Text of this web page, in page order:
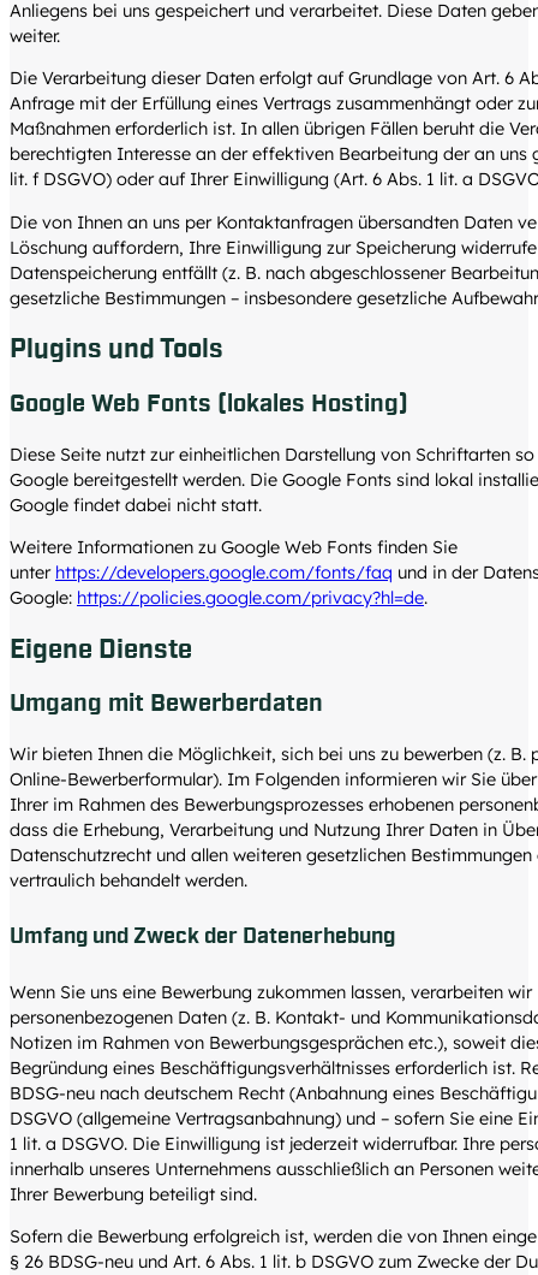
Anliegens bei uns gespeichert und verarbeitet. Diese Daten
weiter.
Die Verarbeitung dieser Daten erfolgt auf Grundlage von Art. 6
Anfrage mit der Erfüllung eines Vertrags zusammenhängt oder
Maßnahmen erforderlich ist. In allen übrigen Fällen beruht die
berechtigten Interesse an der effektiven Bearbeitung der an uns
lit. f DSGVO) oder auf Ihrer Einwilligung (Art. 6 Abs. 1 lit. a
Die von Ihnen an uns per Kontaktanfragen übersandten Daten
Löschung auffordern, Ihre Einwilligung zur Speicherung
Datenspeicherung entfällt (z. B. nach abgeschlossener
gesetzliche Bestimmungen – insbesondere gesetzliche
Plugins und Tools
Google Web Fonts (lokales Hosting)
Diese Seite nutzt zur einheitlichen Darstellung von Schriftarten
Google bereitgestellt werden. Die Google Fonts sind lokal
Google findet dabei nicht statt.
Weitere Informationen zu Google Web Fonts finden Sie
unter https://developers.google.com/fonts/faq und in der
Google: https://policies.google.com/privacy?hl=de.
Eigene Dienste
Umgang mit Bewerberdaten
Wir bieten Ihnen die Möglichkeit, sich bei uns zu bewerben (z.
Online-Bewerberformular). Im Folgenden informieren wir Sie
Ihrer im Rahmen des Bewerbungsprozesses erhobenen
dass die Erhebung, Verarbeitung und Nutzung Ihrer Daten in
Datenschutzrecht und allen weiteren gesetzlichen
vertraulich behandelt werden.
Umfang und Zweck der Datenerhebung
Wenn Sie uns eine Bewerbung zukommen lassen, verarbeiten
personenbezogenen Daten (z. B. Kontakt- und
Notizen im Rahmen von Bewerbungsgesprächen etc.), soweit
Begründung eines Beschäftigungsverhältnisses erforderlich ist.
BDSG-neu nach deutschem Recht (Anbahnung eines
DSGVO (allgemeine Vertragsanbahnung) und – sofern Sie eine
1 lit. a DSGVO. Die Einwilligung ist jederzeit widerrufbar. Ihre
innerhalb unseres Unternehmens ausschließlich an Personen
Ihrer Bewerbung beteiligt sind.
Sofern die Bewerbung erfolgreich ist, werden die von Ihnen
§ 26 BDSG-neu und Art. 6 Abs. 1 lit. b DSGVO zum Zwecke der